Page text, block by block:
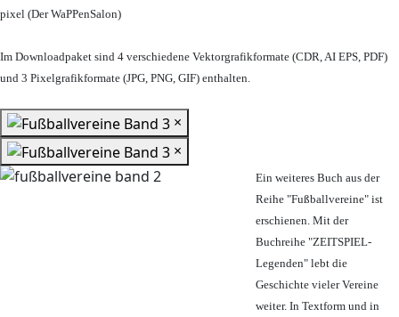
pixel (Der WaPPenSalon)
Im Downloadpaket sind 4 verschiedene Vektorgrafikformate (CDR, AI EPS, PDF)
und 3 Pixelgrafikformate (JPG, PNG, GIF) enthalten.
×
×
Ein weiteres Buch aus der
Reihe "Fußballvereine" ist
erschienen. Mit der
Buchreihe "ZEITSPIEL-
Legenden" lebt die
Geschichte vieler Vereine
weiter. In Textform und in